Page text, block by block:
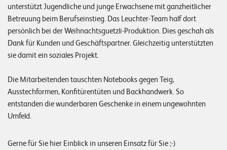
l
i
o
e
f
e
unterstützt Jugendliche und junge Erwachsene mit ganzheitlicher
Betreuung beim Berufseinstieg. Das Leuchter-Team half dort
persönlich bei der Weihnachtsguetzli-Produktion. Dies geschah als
Dank für Kunden und Geschäftspartner. Gleichzeitig unterstützten
sie damit ein soziales Projekt.
Die Mitarbeitenden tauschten Notebooks gegen Teig,
Ausstechformen, Konfitürentüten und Backhandwerk. So
entstanden die wunderbaren Geschenke in einem ungewohnten
Umfeld.
Gerne für Sie hier Einblick in unseren Einsatz für Sie ;-)